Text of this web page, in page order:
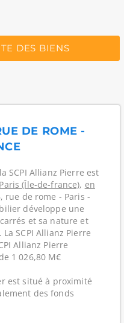
DES BIENS
DE ROME -
SCPI Allianz Pierre est
(Île-de-france), en
rue de rome - Paris -
développe une
et sa nature et
SCPI Allianz Pierre
Allianz Pierre
1 026,80 M€
est situé à proximité
des fonds